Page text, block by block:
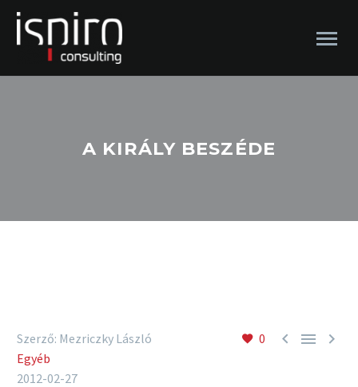
A KIRÁLY BESZÉDE
0   
Szerző: Mezriczky László
Egyéb
2012-02-27